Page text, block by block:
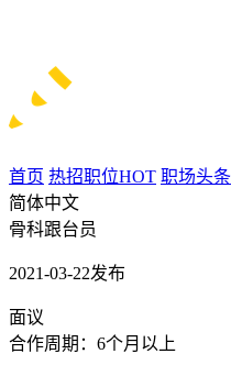
首页 热招职位HOT 职场头条
简体中文
骨科跟台员
2021-03-22发布
面议
合作周期：6个月以上